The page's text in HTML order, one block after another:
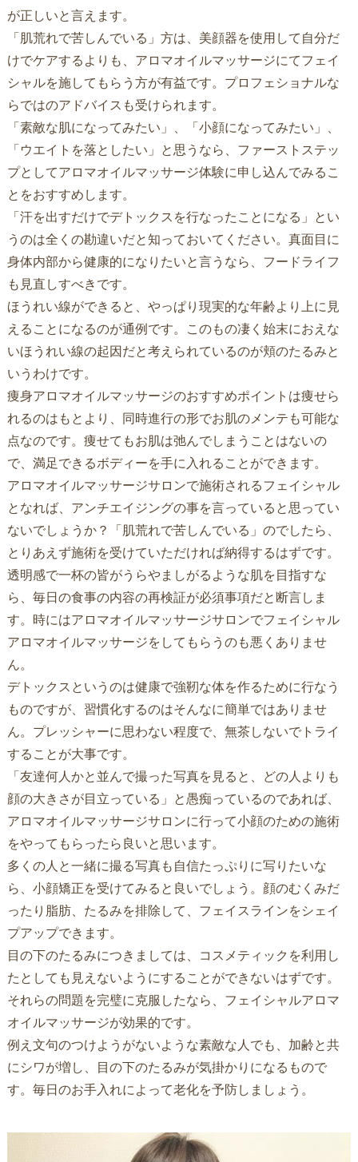
が正しいと言えます。
「肌荒れで苦しんでいる」方は、美顔器を使用して自分だ
けでケアするよりも、アロマオイルマッサージにてフェイ
シャルを施してもらう方が有益です。プロフェショナルな
らではのアドバイスも受けられます。
「素敵な肌になってみたい」、「小顔になってみたい」、
「ウエイトを落としたい」と思うなら、ファーストステッ
プとしてアロマオイルマッサージ体験に申し込んでみるこ
とをおすすめします。
「汗を出すだけでデトックスを行なったことになる」とい
うのは全くの勘違いだと知っておいてください。真面目に
身体内部から健康的になりたいと言うなら、フードライフ
も見直しすべきです。
ほうれい線ができると、やっぱり現実的な年齢より上に見
えることになるのが通例です。このもの凄く始末におえな
いほうれい線の起因だと考えられているのが頬のたるみと
いうわけです。
痩身アロマオイルマッサージのおすすめポイントは痩せら
れるのはもとより、同時進行の形でお肌のメンテも可能な
点なのです。痩せてもお肌は弛んでしまうことはないの
で、満足できるボディーを手に入れることができます。
アロマオイルマッサージサロンで施術されるフェイシャル
となれば、アンチエイジングの事を言っていると思ってい
ないでしょうか？「肌荒れで苦しんでいる」のでしたら、
とりあえず施術を受けていただければ納得するはずです。
透明感で一杯の皆がうらやましがるような肌を目指すな
ら、毎日の食事の内容の再検証が必須事項だと断言しま
す。時にはアロマオイルマッサージサロンでフェイシャル
アロマオイルマッサージをしてもらうのも悪くありませ
ん。
デトックスというのは健康で強靭な体を作るために行なう
ものですが、習慣化するのはそんなに簡単ではありませ
ん。プレッシャーに思わない程度で、無茶しないでトライ
することが大事です。
「友達何人かと並んで撮った写真を見ると、どの人よりも
顔の大きさが目立っている」と愚痴っているのであれば、
アロマオイルマッサージサロンに行って小顔のための施術
をやってもらったら良いと思います。
多くの人と一緒に撮る写真も自信たっぷりに写りたいな
ら、小顔矯正を受けてみると良いでしょう。顔のむくみだ
ったり脂肪、たるみを排除して、フェイスラインをシェイ
プアップできます。
目の下のたるみにつきましては、コスメティックを利用し
たとしても見えないようにすることができないはずです。
それらの問題を完璧に克服したなら、フェイシャルアロマ
オイルマッサージが効果的です。
例え文句のつけようがないような素敵な人でも、加齢と共
にシワが増し、目の下のたるみが気掛かりになるもので
す。毎日のお手入れによって老化を予防しましょう。